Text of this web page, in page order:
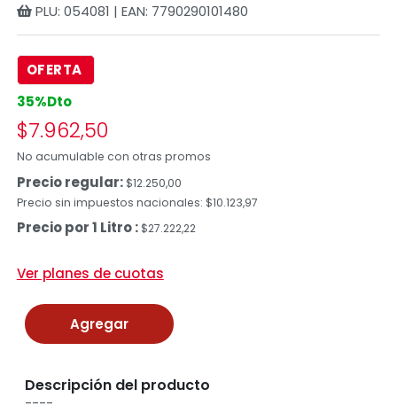
PLU: 054081 | EAN: 7790290101480
OFERTA
35%Dto
$7.962,50
No acumulable con otras promos
Precio regular:$12.250,00
Precio sin impuestos nacionales: $10.123,97
Precio por 1 Litro : $27.222,22
Ver planes de cuotas
Agregar
Descripción del producto
----